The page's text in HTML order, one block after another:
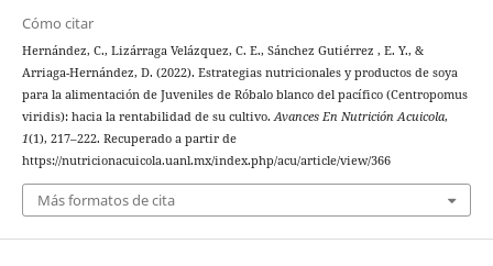
Cómo citar
Hernández, C., Lizárraga Velázquez, C. E., Sánchez Gutiérrez , E. Y., &
Arriaga-Hernández, D. (2022). Estrategias nutricionales y productos de soya
para la alimentación de Juveniles de Róbalo blanco del pacífico (Centropomus
viridis): hacia la rentabilidad de su cultivo.Avances En Nutrición Acuicola,
1(1), 217–222. Recuperado a partir de
https://nutricionacuicola.uanl.mx/index.php/acu/article/view/366
Más formatos de cita